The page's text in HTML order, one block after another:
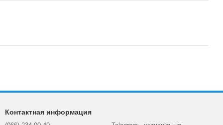
Контактная информация